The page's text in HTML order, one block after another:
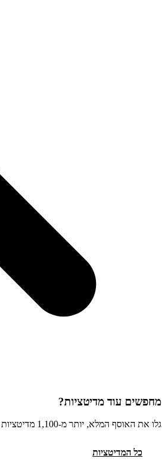
מחפשים עוד מדיטציות?
גלו את האוסף המלא, יותר מ-1,100 מדיטציות מודרכות בעברית
כל המדיטציות